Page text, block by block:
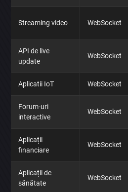
Streaming video WebSocket
API de live
update
WebSocket
Aplicatii IoT WebSocket
Forum-uri
interactive
WebSocket
Aplicații
financiare
WebSocket
Aplicații de
sănătate
WebSocket
Discută